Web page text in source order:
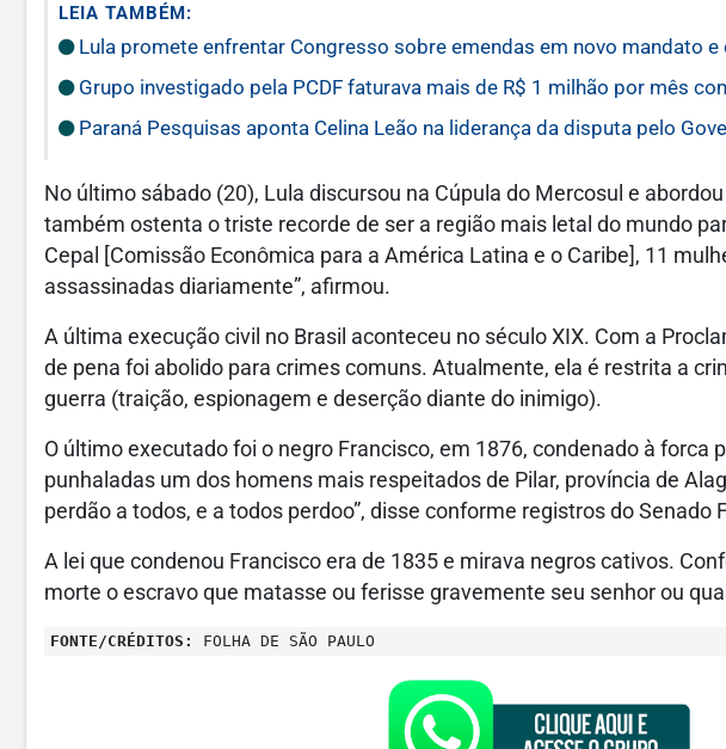
LEIA TAMBÉM:
Lula promete enfrentar Congresso sobre emendas em novo mandato
Grupo investigado pela PCDF faturava mais de R$ 1 milhão por mês
Paraná Pesquisas aponta Celina Leão na liderança da disputa pelo
No último sábado (20), Lula discursou na Cúpula do Mercosul e
também ostenta o triste recorde de ser a região mais letal do mundo
Cepal [Comissão Econômica para a América Latina e o Caribe], 11
assassinadas diariamente”, afirmou.
A última execução civil no Brasil aconteceu no século XIX. Com a
de pena foi abolido para crimes comuns. Atualmente, ela é restrita a
guerra (traição, espionagem e deserção diante do inimigo).
O último executado foi o negro Francisco, em 1876, condenado à forca
punhaladas um dos homens mais respeitados de Pilar, província de
perdão a todos, e a todos perdoo”, disse conforme registros do Senado
A lei que condenou Francisco era de 1835 e mirava negros cativos.
morte o escravo que matasse ou ferisse gravemente seu senhor ou
FONTE/CRÉDITOS: FOLHA DE SÃO PAULO